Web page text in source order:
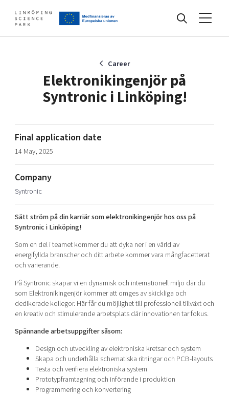
Find your network
Artificial intelligence
Cybersecurity
Internet of Things
Manufacturing industries
Global talent
Visual technologies
Bright East
East Sweden Tech Women
Reversed mentorship
Current offers and activities
Develop your company
Upgrade your skills & master new ones
Tech startups
Upscaling
Talent & skills
Offers to boost your business
Funding opportunities
About
Our story, mission & vision
Projects
Publications
Project toolbox
Our clusters
Reach out to us
Locations
40 years anniversary
Today's lunch in Mjärdevi
Career
Elektronikingenjör på
Syntronic i Linköping!
Final application date
14 May, 2025
Company
Syntronic
Sätt ström på din karriär som elektronikingenjör hos oss på
Syntronic i Linköping!
Som en del i teamet kommer du att dyka ner i en värld av
energifyllda branscher och ditt arbete kommer vara mångfacetterat
och varierande.
På Syntronic skapar vi en dynamisk och internationell miljö där du
som Elektronikingenjör kommer att omges av skickliga och
dedikerade kollegor. Här får du möjlighet till professionell tillväxt och
en kreativ och stimulerande arbetsplats där innovationen tar fokus.
Spännande arbetsuppgifter såsom:
Design och utveckling av elektroniska kretsar och system
Skapa och underhålla schematiska ritningar och PCB-layouts
Testa och verifiera elektroniska system
Prototypframtagning och införande i produktion
Programmering och konvertering